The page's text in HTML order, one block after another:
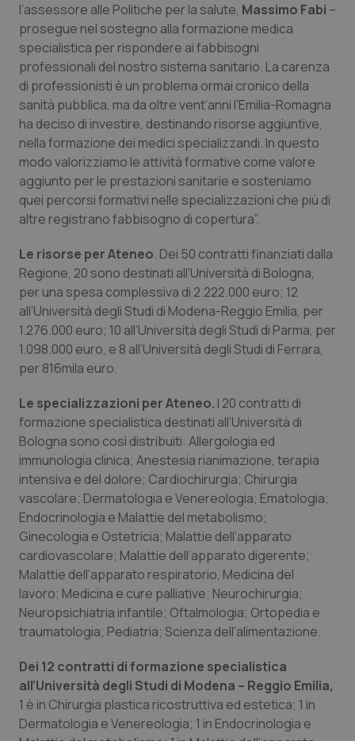
Molise
Piemonte
Provincia Autonoma di Bolzano
Provincia Autonoma di Trento
Puglia
Sardegna
Sicilia
Toscana
Umbria
Veneto
Epatiti
HIV
Infezioni & Febbre
Ipertensione & Scompenso
Malattie rare
Malattia di Crohn & Rettocolite Ulcerosa
Neuroscienze & patologie neurodegenerative
Obesità
Oftalmologia
Oncoematologia
Oncologia & Nutrizione
Psoriasi & pelle
Quotidiano Cardiologia
Quotidiano Chirurgia
Quotidiano Oncologia
Quotidiano Pediatria
Rene & patologie urogenitali
l’assessore alle Politiche per la salute, Massimo Fabi –
prosegue nel sostegno alla formazione medica
specialistica per rispondere ai fabbisogni
professionali del nostro sistema sanitario. La carenza
di professionisti è un problema ormai cronico della
sanità pubblica, ma da oltre vent’anni l’Emilia-Romagna
ha deciso di investire, destinando risorse aggiuntive,
nella formazione dei medici specializzandi. In questo
modo valorizziamo le attività formative come valore
aggiunto per le prestazioni sanitarie e sosteniamo
quei percorsi formativi nelle specializzazioni che più di
altre registrano fabbisogno di copertura”.
Le risorse per Ateneo. Dei 50 contratti finanziati dalla
Regione, 20 sono destinati all’Università di Bologna,
per una spesa complessiva di 2.222.000 euro; 12
all’Università degli Studi di Modena-Reggio Emilia, per
1.276.000 euro; 10 all’Università degli Studi di Parma, per
1.098.000 euro, e 8 all’Università degli Studi di Ferrara,
per 816mila euro.
Le specializzazioni per Ateneo. I 20 contratti di
formazione specialistica destinati all’Università di
Bologna sono così distribuiti: Allergologia ed
immunologia clinica; Anestesia rianimazione, terapia
intensiva e del dolore; Cardiochirurgia; Chirurgia
vascolare; Dermatologia e Venereologia; Ematologia;
Endocrinologia e Malattie del metabolismo;
Ginecologia e Ostetricia; Malattie dell’apparato
cardiovascolare; Malattie dell’apparato digerente;
Malattie dell’apparato respiratorio, Medicina del
lavoro; Medicina e cure palliative; Neurochirurgia;
Neuropsichiatria infantile; Oftalmologia; Ortopedia e
traumatologia; Pediatria; Scienza dell’alimentazione.
Dei 12 contratti di formazione specialistica
all’Università degli Studi di Modena – Reggio Emilia,
1 è in Chirurgia plastica ricostruttiva ed estetica; 1 in
Dermatologia e Venereologia; 1 in Endocrinologia e